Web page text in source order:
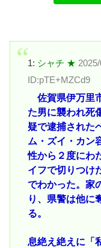
1: シャチ ★
ID:pTE+MZCd9
佐賀県伊万里
た男に襲われ死
疑で逮捕された
ム・ズイ・カン
性から２度にわ
イフで切りつけ
でわかった。家
り、県警は他に
る。
息絶え絶えに「